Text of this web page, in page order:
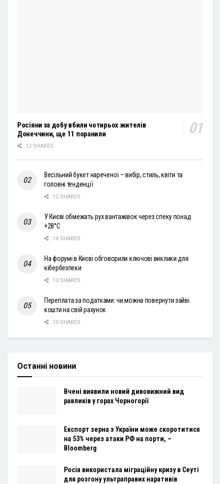
Росіяни за добу вбили чотирьох жителів
Донеччини, ще 11 поранили
12 SHARES
Весільний букет нареченої – вибір, стиль, квіти та
головні тенденції
12 SHARES
У Києві обмежать рух вантажівок через спеку понад
+28°С
14 SHARES
На форумі в Києві обговорили ключові виклики для
кібербезпеки
13 SHARES
Переплата за податками: чи можна повернути зайві
кошти на свій рахунок
10 SHARES
Останні новини
Вчені виявили новий дивовижний вид
равликів у горах Чорногорії
Експорт зерна з України може скоротитися
на 53% через атаки РФ на порти, –
Bloomberg
Росія використала міграційну кризу в Сеуті
для розгону ультраправих наративів